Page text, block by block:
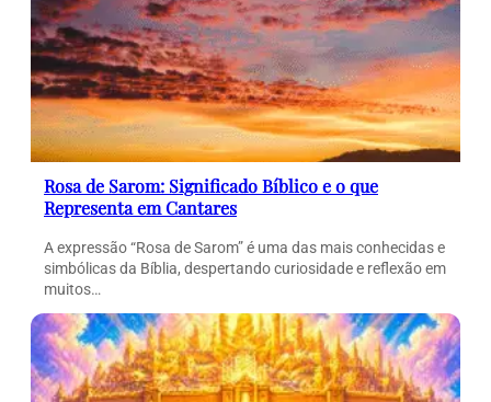
Rosa de Sarom: Significado Bíblico e o que
Representa em Cantares
A expressão “Rosa de Sarom” é uma das mais conhecidas e
simbólicas da Bíblia, despertando curiosidade e reflexão em
muitos…